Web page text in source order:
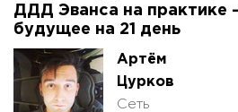
ДДД Эванса на практике
будущее на 21 день
Артём
Цурков
Сеть